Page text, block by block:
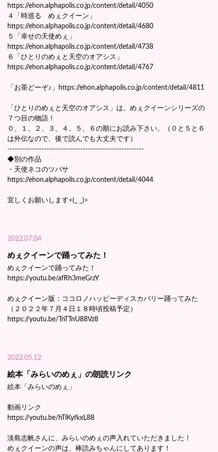
https://ehon.alphapolis.co.jp/content/detail/4050
４「時巡る めぇクイーン」
https://ehon.alphapolis.co.jp/content/detail/4680
５「幸せの天使めぇ」
https://ehon.alphapolis.co.jp/content/detail/4738
６「ひとりのめぇと天空のオアシス」
https://ehon.alphapolis.co.jp/content/detail/4767
「お茶どーぞ♪」https://ehon.alphapolis.co.jp/content/detail/4811
「ひとりのめぇと天空のオアシス」は、めぇクイーンシリーズの
７つ目の物語！
０、１、２、３、４、５、６の順にお読み下さい。（０と５と６
は外伝なので、後で読んでも大丈夫です）
--------------------------------------------------------
◆別の作品
・天使ネコのツバサ
https://ehon.alphapolis.co.jp/content/detail/4044
宜しくお願いします<(_ _)>
2022.07.04
めぇクイーンで踊ってみた！
めぇクイーンで踊ってみた！
https://youtu.be/afRh3meGrzY
めぇクイーン版：ココロノハッピーディスカバリー踊ってみた
（２０２２年７月４日１８時頃投稿予定）
https://youtu.be/TnTTnU88Vz8
2022.05.12
絵本「みらいのめぇ」の朗読リンク
絵本「みらいのめぇ」
動画リンク
https://youtu.be/hTlKyfkxL88
淡島志帆さんに、みらいのめぇの声入れていただきました！
めぇクイーンの声は、棒読みちゃんにしてあります！